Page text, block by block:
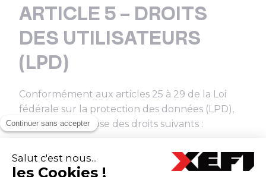
ARTICLE 5 – DROITS
DES UTILISATEURS
(LPD)
Conformément aux articles 25 à 29 de la Loi
fédérale sur la protection des données (LPD),
l’utilisateur dispose des droits suivants :
traitement de ses données et en recevoir une